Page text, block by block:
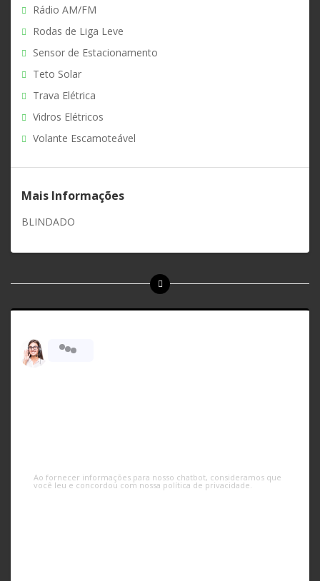
Rádio AM/FM
Rodas de Liga Leve
Sensor de Estacionamento
Teto Solar
Trava Elétrica
Vidros Elétricos
Volante Escamoteável
Mais Informações
BLINDADO